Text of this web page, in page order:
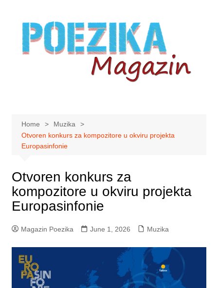
content
Home
Muzika
Otvoren konkurs za kompozitore u okviru projekta
Europasinfonie
Otvoren konkurs za
kompozitore u okviru projekta
Europasinfonie
Magazin Poezika June 1, 2026 Muzika